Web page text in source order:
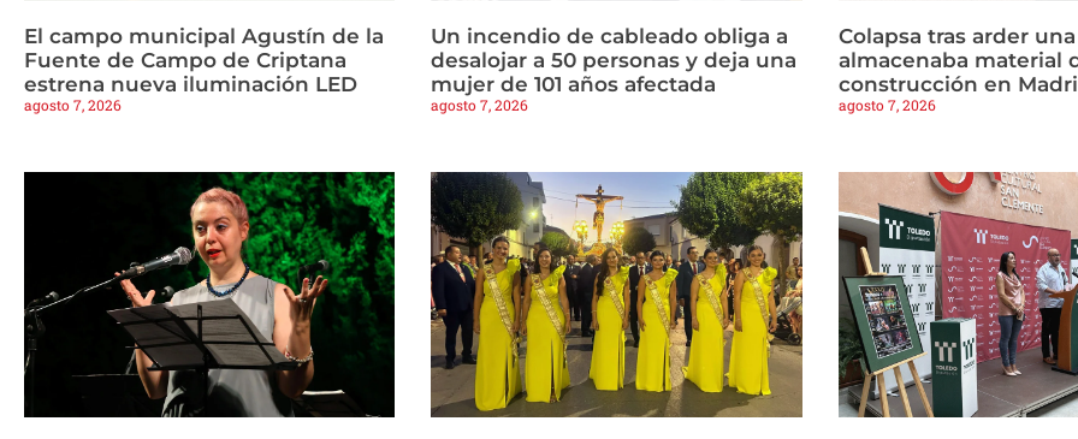
El campo municipal Agustín de la
Fuente de Campo de Criptana
estrena nueva iluminación LED
agosto 7, 2026
Un incendio de cableado obliga a
desalojar a 50 personas y deja una
mujer de 101 años afectada
agosto 7, 2026
Colapsa tras arder
almacenaba material
construcción en
agosto 7, 2026